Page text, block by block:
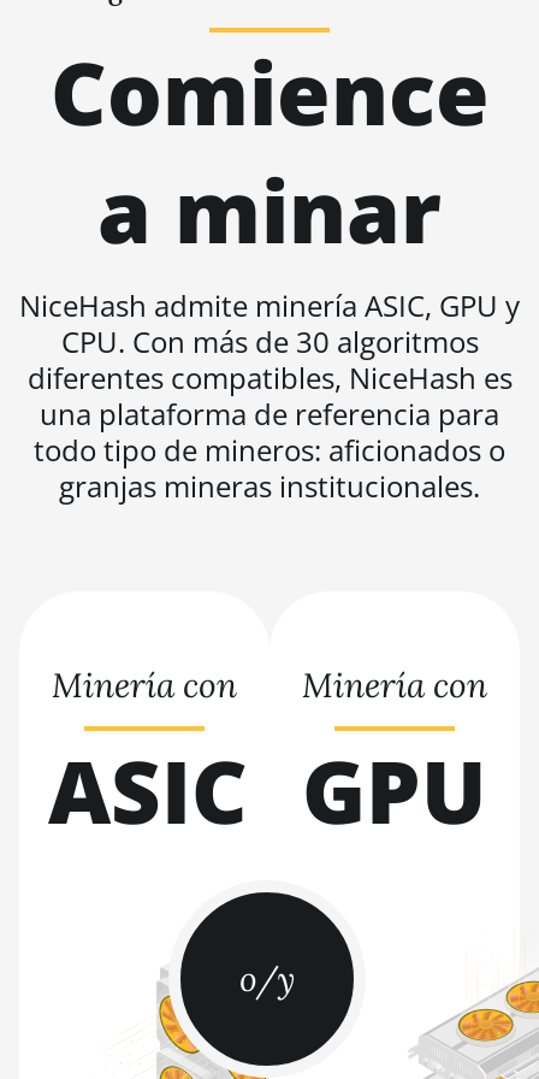
Immersion (301Th)
BITMAIN AntMiner S21 Pro
BITMAIN AntMiner S21 XP Hyd
BITMAIN AntMiner S21 XP
Immersion (300Th)
BITMAIN AntMiner S21 XP+ Hyd
(500Th)
BITMAIN AntMiner S21+ (216Th)
BITMAIN AntMiner S21+ Hyd
(319Th)
BITMAIN AntMiner S21j XP Hyd
BITMAIN AntMiner S9
BITMAIN AntMiner S9 SE
BITMAIN AntMiner S9j
BITMAIN AntMiner S9k
BITMAIN AntMiner T15
BITMAIN AntMiner T17
Comience
a minar
NiceHash admite minería ASIC, GPU y
CPU. Con más de 30 algoritmos
diferentes compatibles, NiceHash es
una plataforma de referencia para
todo tipo de mineros: aficionados o
granjas mineras institucionales.
o/y
Minería con
ASIC
Minería con
GPU